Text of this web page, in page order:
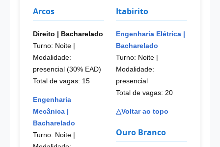
Arcos
Direito | Bacharelado
Turno: Noite
Modalidade:
presencial (30% EAD)
Total de vagas: 15
Engenharia
Mecânica |
Bacharelado
Turno: Noite
Itabirito
Engenharia Elétrica |
Bacharelado
Turno: Noite
Modalidade:
presencial
Total de vagas: 20
△Voltar ao topo
Ouro Branco